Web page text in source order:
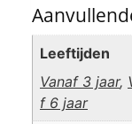
Leeftijden
Vanaf 3 jaar,
f 6 jaar